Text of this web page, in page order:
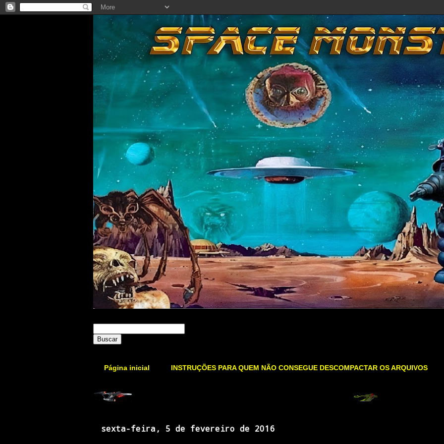
Página inicial INSTRUÇÕES PARA QUEM NÃO CONSEGUE DESCOMPACTAR OS ARQUIVOS
sexta-feira, 5 de fevereiro de 2016